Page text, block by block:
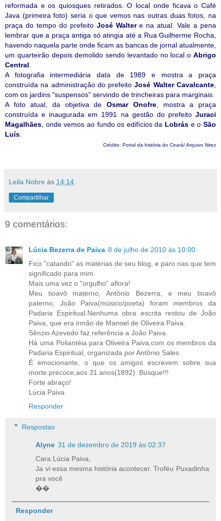
reformada e os quiosques retirados. O local onde ficava o Café
Java (primeira foto) seria o que vemos nas outras duas fotos, na
praça do tempo do prefeito José Waltere na atual. Vale a pena
lembrar que a praça antiga só atingia até a Rua Guilherme Rocha,
havendo naquela parte onde ficam as bancas de jornal atualmente,
um quarteirão depois demolido sendo levantado no local o Abrigo
Central
A fotografia intermediária data de 1989 e mostra a praça
construída na administração do prefeitoJosé Walter Cavalcante
com os jardins "suspensos" servindo de trincheiras para marginais.
A foto atual, da objetiva deOsmar Onofre, mostra a praça
construída e inaugurada em 1991 na gestão do prefeito Juraci
Magalhães , onde vemos ao fundo os edifícios da Lobrás e oSão
Luís
Crédito: Portal da história do Ceará/ Arquivo Nirez
Leila Nobre às 14:14
Compartilhar
9 comentários:
Lúcia Bezerra de Paiva 8 de julho de 2010 às 10:00
Fico "catando" as matérias de seu blog, e paro nas que tem
significado para mim.
Mais uma vez o "orgulho" aflora!
Meu tioavô materno, Antônio Bezerra, e meu tioavô
paterno, João Paiva(músico/poeta) foram membros da
Padaria Espiritual.Nenhuma obra escrita restou de João
Paiva, que era irmão de Manoel de Oliveira Paiva.
Sênzio Azevedo faz referência a João Paiva.
Há uma Poliantéia para Oliveira Paiva,com os membros da
Padaria Espiritual, organizada por Antônio Sales.
É emocionante, o que os amigos escrevem sobre sua
morte precoce,aos 31 anos(1892). Busque!!!
Forte abraço!
Lúcia Paiva
Responder
Respostas
Alyne 31 de dezembro de 2019 às 02:37
Cara Lúcia Paiva,
Ja vi essa mesma história acontecer. Troféu Puxadinha
pra você
��
Responder